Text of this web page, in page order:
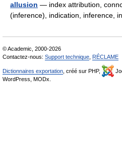
allusion — index attribution,
(inference), indication, inference,
© Academic, 2000-2026
Contactez-nous: Support technique RÉCLAME
Dictionnaires exportation , créé sur PHP,
WordPress, MODx.